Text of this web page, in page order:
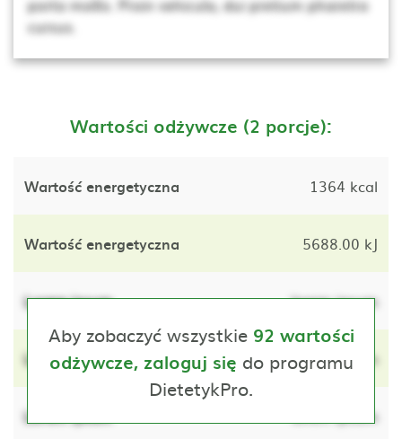
porta mollis. Proin vehicula, dui pretium pharetra
cursus.
Wartości odżywcze (2 porcje):
Wartość energetyczna 1364 kcal
Wartość energetyczna 5688.00 kJ
Lorem ipsum lorem ipsum
Lorem ipsum lorem ipsum
Lorem ipsum lorem ipsum
Aby zobaczyć wszystkie 92 wartości
odżywcze, zaloguj się do programu
DietetykPro.